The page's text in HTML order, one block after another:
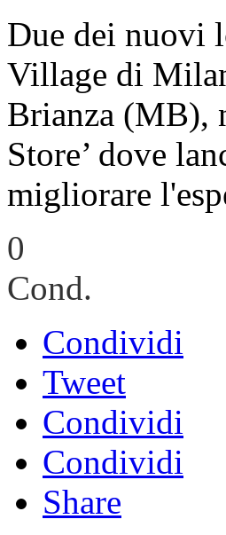
Due dei nuovi
Village di
Brianza (MB),
Store’ dove
migliorare
0
Cond.
Condividi
Tweet
Condividi
Condividi
Share